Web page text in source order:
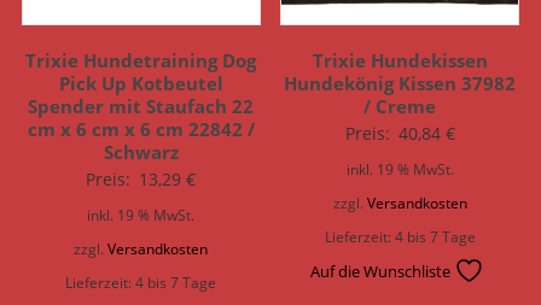
Trixie Hundetraining Dog
Pick Up Kotbeutel
Spender mit Staufach 22
cm x 6 cm x 6 cm 22842 /
Schwarz
Preis: 13,29€
inkl. 19 % MwSt.
zzgl.Versandkosten
Lieferzeit:4 bis 7 Tage
Trixie Hundekissen
Hundekönig Kissen 37982
/ Creme
Preis: 40,84 €
inkl. 19 % MwSt.
zzgl. Versandkosten
Lieferzeit:4 bis 7 Tage
Auf die Wunschliste